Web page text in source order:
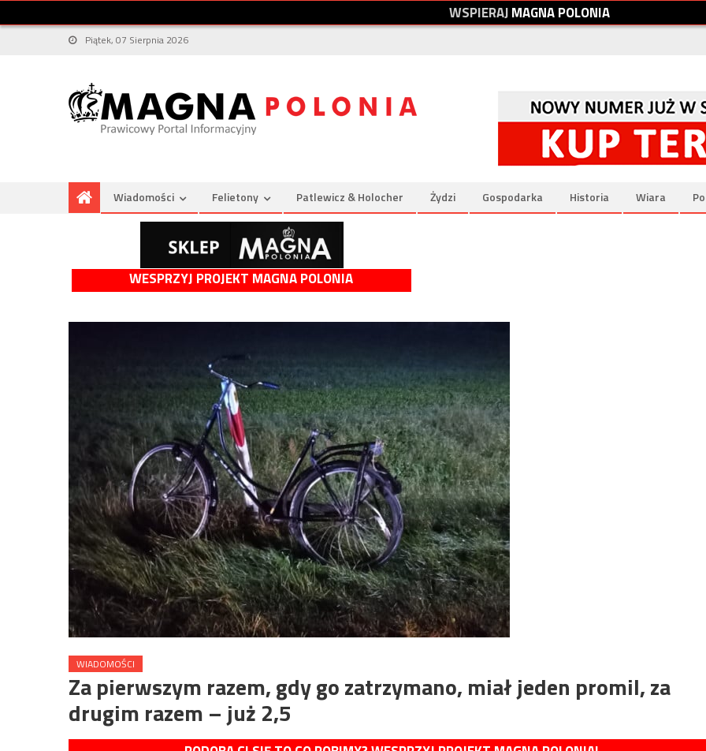
WSPIERAJMAGNAPOLONIA
Piątek, 07 Sierpnia 2026
Wiadomości Felietony Patlewicz & Holocher Żydzi Gospodarka Historia Wiara
WESPRZYJ PROJEKT MAGNA POLONIA
WIADOMOŚCI
Za pierwszym razem, gdy go zatrzymano, miał jeden promil, za
drugim razem – już 2,5